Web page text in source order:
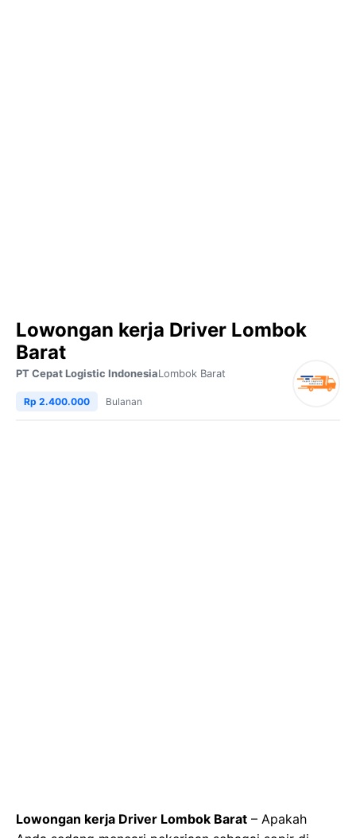
Lowongan kerja Driver Lombok
Barat
PT Cepat Logistic IndonesiaLombok Barat
Rp 2.400.000 Bulanan
Lowongan kerja Driver Lombok Barat – Apakah